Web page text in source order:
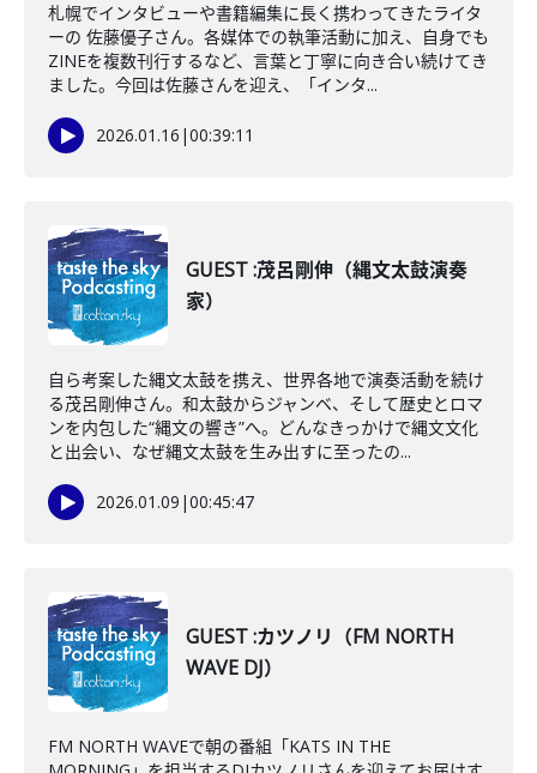
札幌でインタビューや書籍編集に長く携わってきたライタ
ーの 佐藤優子さん。各媒体での執筆活動に加え、自身でも
ZINEを複数刊行するなど、言葉と丁寧に向き合い続けてき
ました。今回は佐藤さんを迎え、「インタ...
2026.01.16 |00:39:11
GUEST :茂呂剛伸（縄文太鼓演奏
家）
自ら考案した縄文太鼓を携え、世界各地で演奏活動を続け
る茂呂剛伸さん。和太鼓からジャンベ、そして歴史とロマ
ンを内包した“縄文の響き”へ。どんなきっかけで縄文文化
と出会い、なぜ縄文太鼓を生み出すに至ったの...
2026.01.09 |00:45:47
GUEST :カツノリ（FM NORTH
WAVE DJ）
FM NORTH WAVEで朝の番組「KATS IN THE